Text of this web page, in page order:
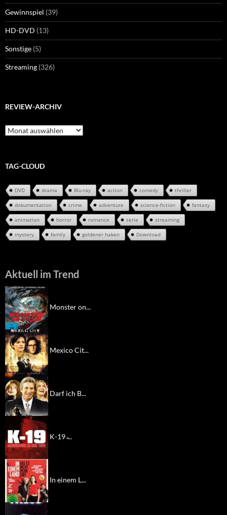
Gewinnspiel (39)
HD-DVD (13)
Sonstige (5)
Streaming (326)
REVIEW-ARCHIV
Review-
Archiv
TAG-CLOUD
DVD drama Blu-ray action comedy thriller
dokumentation crime adventure science-fiction fantasy
animation horror romance serie streaming
mystery family goldener haken Download
Aktuell im Trend
Monster on...
Mexico Cit...
Darf ich B...
K-19 ̵...
In einem L...